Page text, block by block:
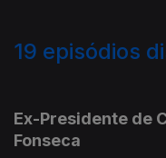
19 episódios
Ex-Presidente de
Fonseca